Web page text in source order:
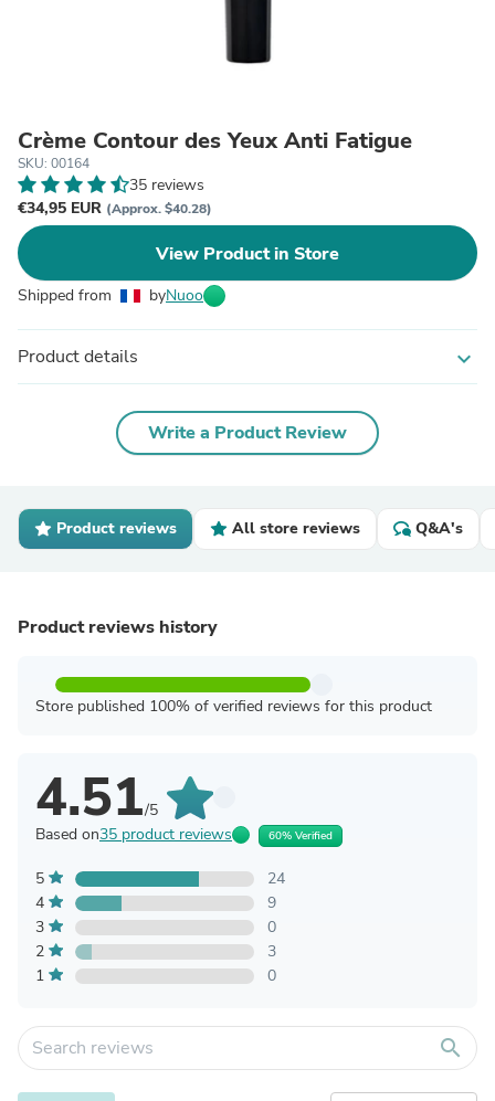
Crème Contour des Yeux Anti Fatigue
SKU: 00164
35 reviews
€34,95 EUR (Approx. $40.28)
View Product in Store
Shipped from byNuoo
Product details expand_more
Write a Product Review
Product reviews All store reviews Q&A's
Product reviews history
Store published 100% of verified reviews for this product
4.51/5
Based on35 product reviews 60% Verified
5
24
4
9
3
0
2
3
1
0
search